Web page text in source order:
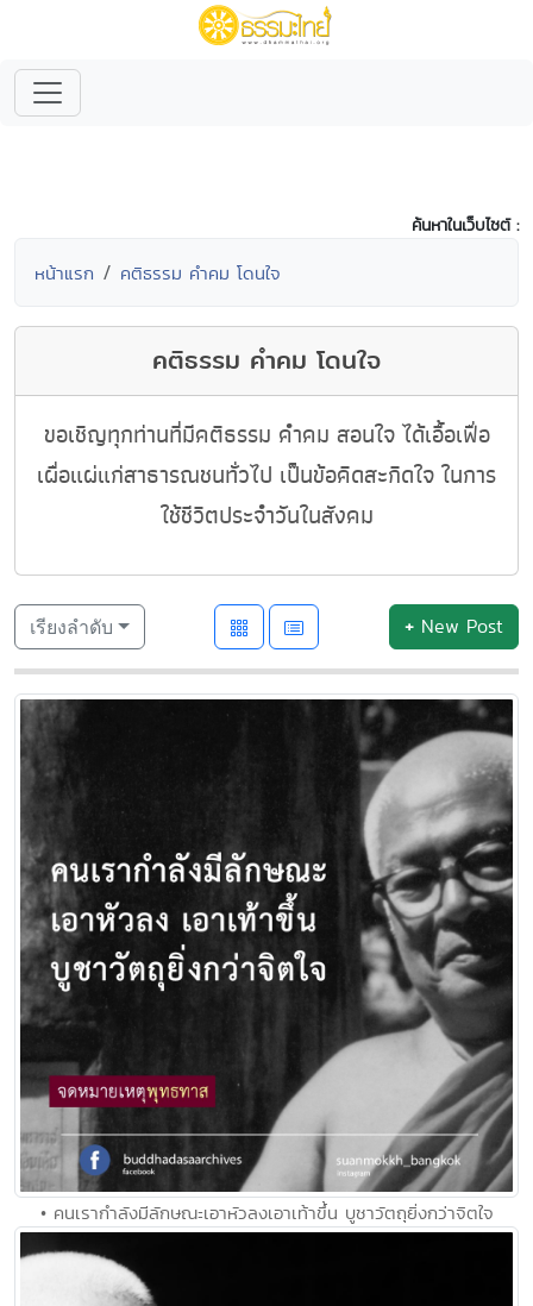
ค้นหาในเว็บไซต์ :
หน้าแรก คติธรรม คำคม โดนใจ
คติธรรม คำคม โดนใจ
ขอเชิญทุกท่านที่มีคติธรรม คำคม สอนใจ ได้เอื้อเฟื่อ
เผื่อแผ่แก่สาธารณชนทั่วไป เป็นข้อคิดสะกิดใจ ในการ
ใช้ชีวิตประจำวันในสังคม
เรียงลำดับ +New Post
• คนเรากำลังมีลักษณะเอาหัวลงเอาเท้าขึ้น บูชาวัตถุยิ่งกว่าจิตใจ